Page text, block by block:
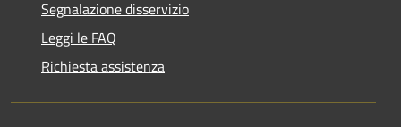
Segnalazione disservizio
Leggi le FAQ
Richiesta assistenza